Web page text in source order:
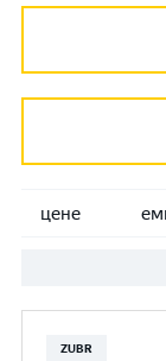
цене
ZUBR